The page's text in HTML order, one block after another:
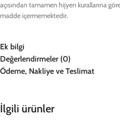
açısından tamamen hijyen kurallarına
madde içermemektedir.
Ek bilgi
Değerlendirmeler (0)
Ödeme, Nakliye ve Teslimat
İlgili ürünler